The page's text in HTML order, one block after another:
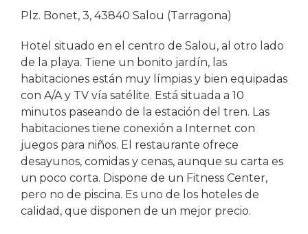
Plz. Bonet, 3, 43840 Salou (Tarragona)
Hotel situado en el centro de Salou, al otro lado
de la playa. Tiene un bonito jardín, las
habitaciones están muy límpias y bien equipadas
con A/A y TV vía satélite. Está situada a 10
minutos paseando de la estación del tren. Las
habitaciones tiene conexión a Internet con
juegos para niños. El restaurante ofrece
desayunos, comidas y cenas, aunque su carta es
un poco corta. Dispone de un Fitness Center,
pero no de piscina. Es uno de los hoteles de
calidad, que disponen de un mejor precio.